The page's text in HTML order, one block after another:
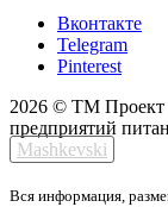
Вконтакте
Telegram
Pinterest
2026 © ТМ Проект
предприятий
Mashkevski
Вся информация,